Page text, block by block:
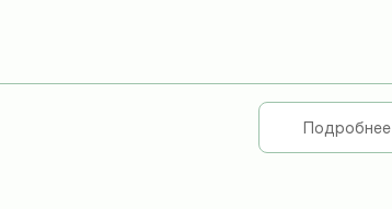
Подробнее